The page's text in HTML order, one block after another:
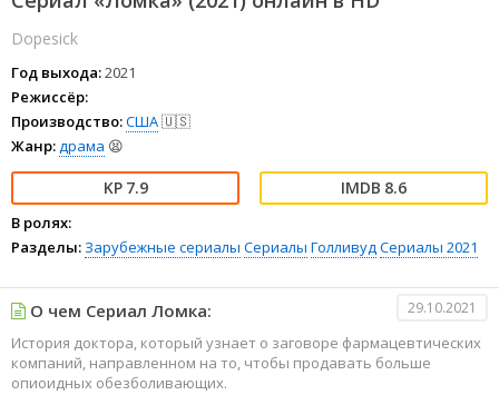
Dopesick
Год выхода:2021
Режиссёр:
Производство:США🇺🇸
Жанр:драма 😫
7.9 8.6
В ролях:
Разделы: Зарубежные сериалы Сериалы ГолливудСериалы 2021
О чем Сериал Ломка: 29.10.2021
История доктора, который узнает о заговоре фармацевтических
компаний, направленном на то, чтобы продавать больше
опиоидных обезболивающих.